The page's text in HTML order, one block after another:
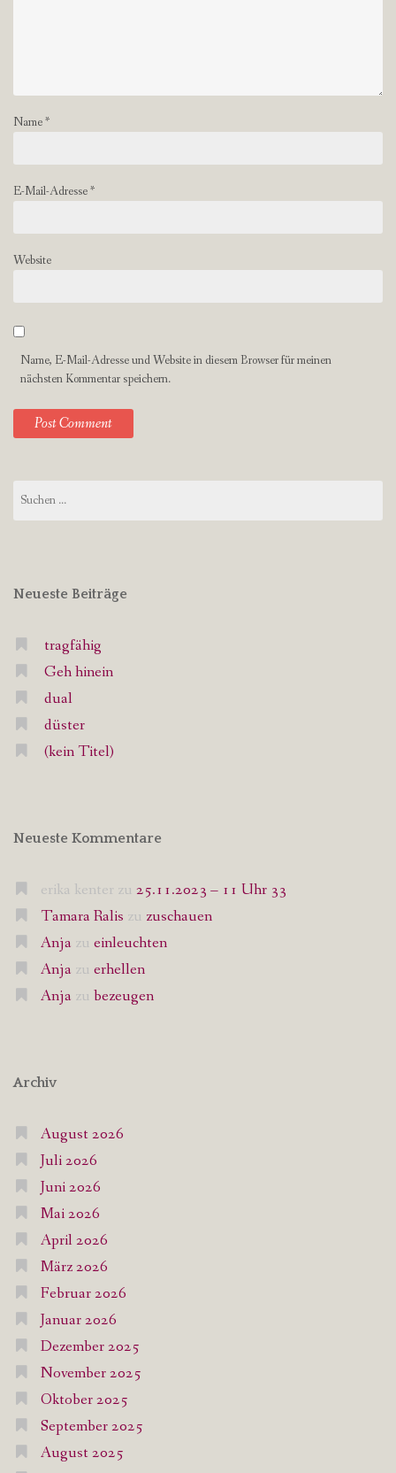
Name*
E-Mail-Adresse*
Website
Name, E-Mail-Adresse und Website in diesem Browser für meinen
nächsten Kommentar speichern.
nach:
Neueste Beiträge
tragfähig
Geh hinein
dual
düster
(kein Titel)
Neueste Kommentare
erika kenter zu 25.11.2023 – 11 Uhr 33
Tamara Ralis zu zuschauen
Anja zu einleuchten
Anja zu erhellen
Anja zu bezeugen
Archiv
August 2026
Juli 2026
Juni 2026
Mai 2026
April 2026
März 2026
Februar 2026
Januar 2026
Dezember 2025
November 2025
Oktober 2025
September 2025
August 2025